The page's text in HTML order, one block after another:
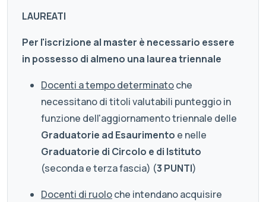
LAUREATI
Per l'iscrizione al master è necessario essere
in possesso di almeno una laurea triennale
Docenti a tempo determinatoche
necessitano di titoli valutabili punteggio in
funzione dell'aggiornamento triennale delle
Graduatorie ad Esaurimento e nelle
Graduatorie di Circolo e di Istituto
(seconda e terza fascia) (3 PUNTI)
Docenti di ruoloche intendano acquisire